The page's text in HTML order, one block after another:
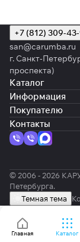
Главная Каталог
+7 (812) 309-
san@carumba.ru
г. Санкт-
проспекта)
Каталог
Информация
Покупателю
Контакты
© 2006 - 2026
Петербурга.
Темная тема